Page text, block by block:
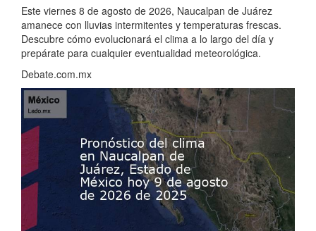
Este viernes 8 de agosto de 2026, Naucalpan de Juárez
amanece con lluvias intermitentes y temperaturas frescas.
Descubre cómo evolucionará el clima a lo largo del día y
prepárate para cualquier eventualidad meteorológica.
Debate.com.mx